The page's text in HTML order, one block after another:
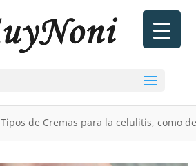
Tipos de Cremas para la celulitis, como